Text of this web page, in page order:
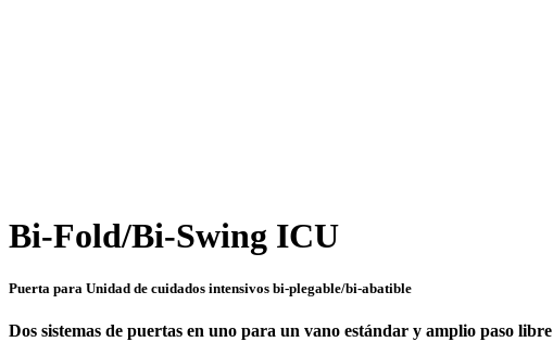
Bi-Fold/Bi-Swing ICU
Puerta para Unidad de cuidados intensivos bi-plegable/bi-abatible
Dos sistemas de puertas en uno para un vano estándar y amplio paso libre